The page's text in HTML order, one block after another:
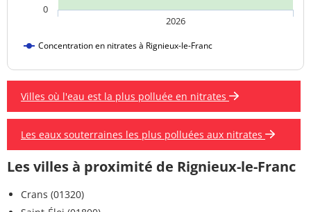
Concentration en nitrates à Rignieux-le-Franc
2026
0
Villes où l'eau est la plus polluée en nitrates
Les eaux souterraines les plus polluées aux nitrates
Les villes à proximité de Rignieux-le-Franc
Crans (01320)